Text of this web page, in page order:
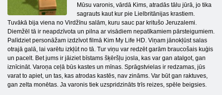
Mūsu varonis, vārdā Kims, atradās tālu jūrā, jo tika
sagrauts kaut kur pie Lielbritānijas krastiem.
Tuvākā bija viena no Virdžīnu salām, kuru sauc par kritušo Jeruzalemi.
Diemžēl tā ir neapdzīvota un pilna ar visādiem nepatīkamiem pārsteigumiem.
Palīdziet personāžam izdzīvot filmā Kim My Life HD. Viņam jānokļūst salas
otrajā galā, lai varētu izkļūt no tā. Tur viņu var redzēt garām braucošais kuģis
un pacelt. Bet jums ir jāiziet bīstams šķēršļu josla, kas var gan atalgot, gan
iznīcināt. Varoņa ceļā būs kastes un mīnas. Sprāgstvielas ir redzamas, jūs
varat to apiet, un tas, kas atrodas kastēs, nav zināms. Var būt gan raktuves,
gan zelta monētas. Ja varonis tiek uzspridzināts trīs reizes, spēle beigsies.